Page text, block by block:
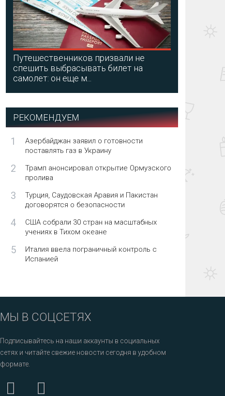
Путешественников призвали не
спешить выбрасывать билет на
самолет: он еще м...
РЕКОМЕНДУЕМ
1
Азербайджан заявил о готовности
поставлять газ в Украину
2
Трамп анонсировал открытие Ормузского
пролива
3
Турция, Саудовская Аравия и Пакистан
договорятся о безопасности
4
США собрали 30 стран на масштабных
учениях в Тихом океане
5
Италия ввела пограничный контроль с
Испанией
МЫ В СОЦСЕТЯХ
Подписывайтесь на наши аккаунты в социальных
сетях и читайте свежие новости сегодня в удобном
формате.